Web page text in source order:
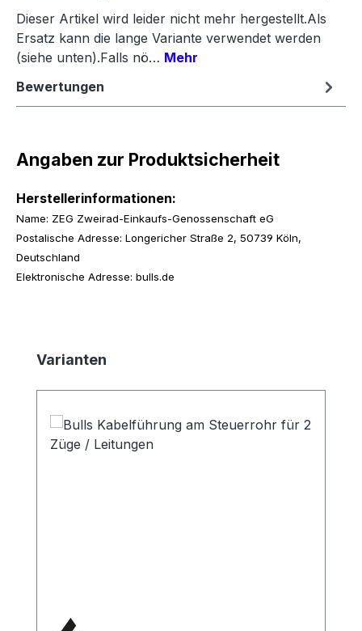
Dieser Artikel wird leider nicht mehr hergestellt.Als
Ersatz kann die lange Variante verwendet werden
(siehe unten).Falls nö… Mehr
Bewertungen
Angaben zur Produktsicherheit
Herstellerinformationen:
Name: ZEG Zweirad-Einkaufs-Genossenschaft eG
Postalische Adresse: Longericher Straße 2, 50739 Köln,
Deutschland
Elektronische Adresse: bulls.de
Produktgalerie überspringen
Varianten